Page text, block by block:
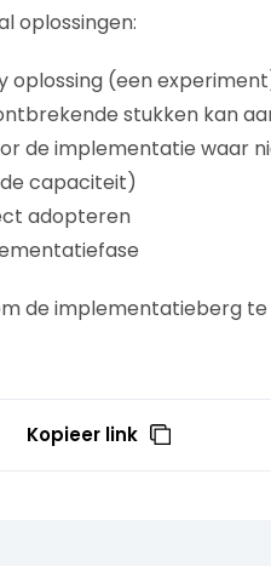
oplossingen:
oplossing (een
stukken kan
de implementatie waar
capaciteit)
adopteren
de implementatieberg
Kopieer link